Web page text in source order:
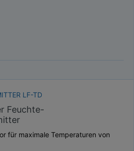
LF-TD
Feuchte-
für maximale Temperaturen von